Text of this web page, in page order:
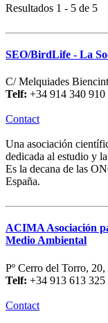
Resultados 1 - 5 de 5
SEO/BirdLife - La
C/ Melquiades
Telf: +34 914 340 910
Contact
Una asociación
dedicada al estudio y
Es la decana de las
España.
ACIMA Asociación
Medio Ambiental
Pº Cerro del Torro,
Telf: +34 913 613 325
Contact